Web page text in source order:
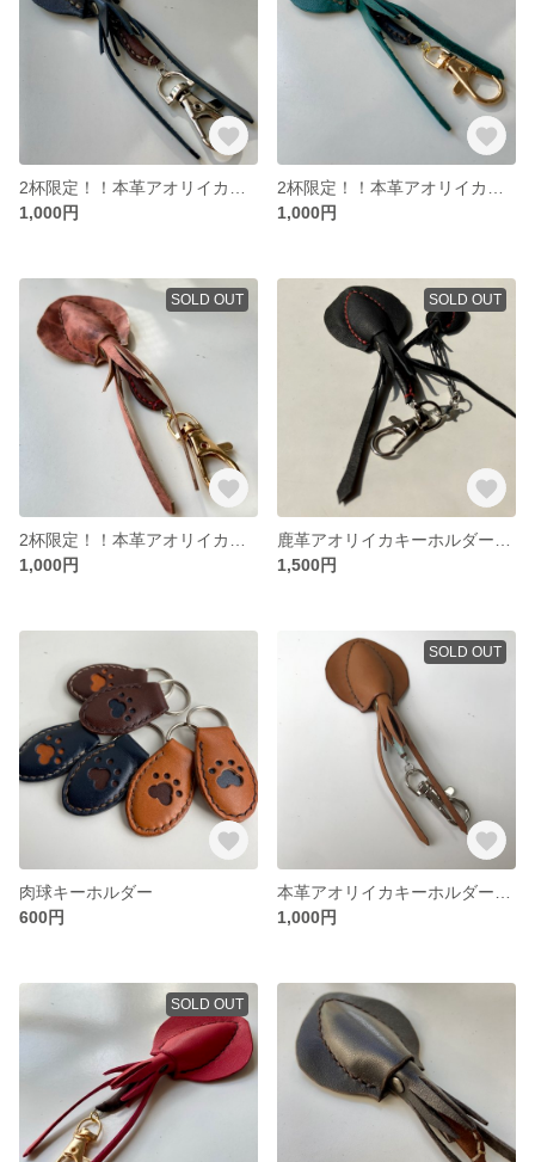
1,000円
1,000円
SOLD OUT
1,000円
SOLD OUT
1,500円
肉球キーホルダー
600円
SOLD OUT
1,000円
SOLD OUT